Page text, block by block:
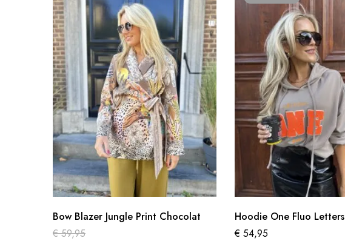
Bow Blazer Jungle Print Chocolat
€59,95
Hoodie One Fluo Letters
€ 54,95